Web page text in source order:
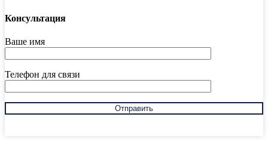
Консультация
Ваше имя
Телефон для связи